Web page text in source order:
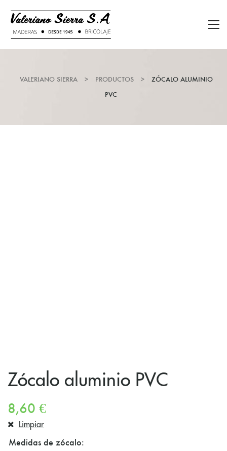
VALERIANO SIERRA > PRODUCTOS >
ZÓCALO ALUMINIO
PVC
Zócalo aluminio PVC
8,60 €
Medidas de zócalo
Limpiar